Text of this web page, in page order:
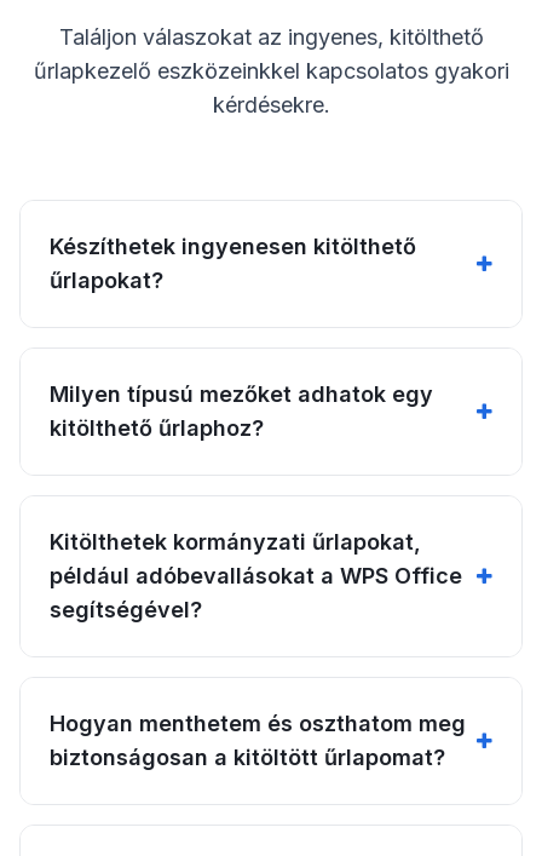
Találjon válaszokat az ingyenes, kitölthető
űrlapkezelő eszközeinkkel kapcsolatos gyakori
kérdésekre.
Készíthetek ingyenesen kitölthető
űrlapokat?
Milyen típusú mezőket adhatok egy
kitölthető űrlaphoz?
Kitölthetek kormányzati űrlapokat,
például adóbevallásokat a WPS Office
segítségével?
Hogyan menthetem és oszthatom meg
biztonságosan a kitöltött űrlapomat?